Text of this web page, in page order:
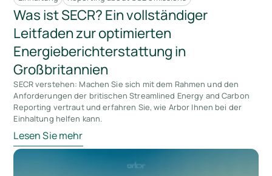
Was ist SECR? Ein vollständiger
Leitfaden zur optimierten
Energieberichterstattung in
Großbritannien
SECR verstehen: Machen Sie sich mit dem Rahmen und den
Anforderungen der britischen Streamlined Energy and Carbon
Reporting vertraut und erfahren Sie, wie Arbor Ihnen bei der
Einhaltung helfen kann.
Lesen Sie mehr